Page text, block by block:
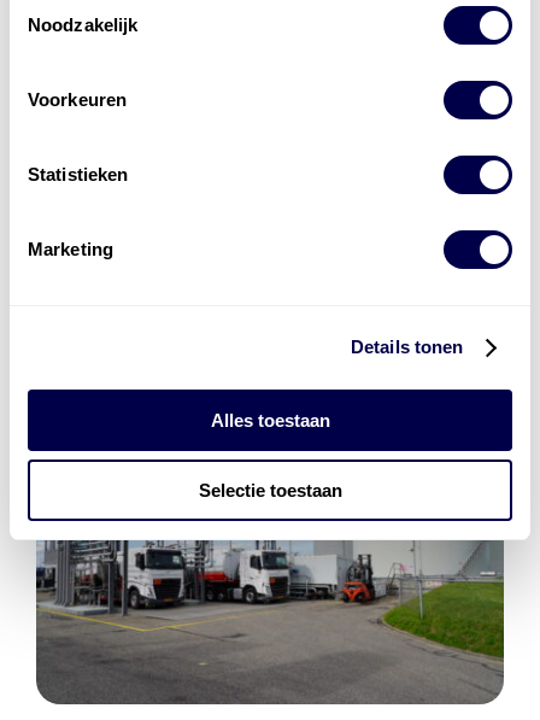
Noodzakelijk
Voorkeuren
Statistieken
Marketing
Details tonen
Alles toestaan
Selectie toestaan
Levert complete